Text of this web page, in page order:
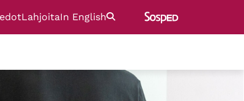
LahjoitaIn English